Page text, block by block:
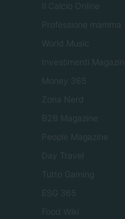
Il Calcio Online
Professione mamma
World Music
Investimenti Magazine
Money 365
Zona Nerd
B2B Magazine
People Magazine
Day Travel
Tutto Gaming
ESG 365
Food Wiki